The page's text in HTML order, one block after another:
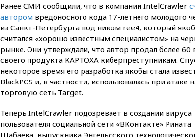
Ранее СМИ сообщили, что в компании IntelCrawler
автором вредоносного кода 17-летнего молодого
из Санкт-Петербурга под ником ree4, который
считался «хорошо известным специалистом» на
рынке. Они утверждали, что автор продал более 60
своего продукта KAPTOXA киберпреступникам.
некоторое время его разработка якобы стала
BlackPOS и, в частности, использовалась при атаке
торговую сеть Target.
Теперь IntelCrawler подозревает в создании вируса
пользователя социальной сети «ВКонтакте» Рината
Шабаева, выпускника Энгельсского